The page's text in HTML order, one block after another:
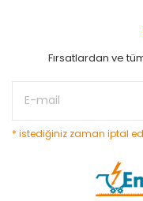
Fırsatlardan ve
* istediğiniz zaman iptal